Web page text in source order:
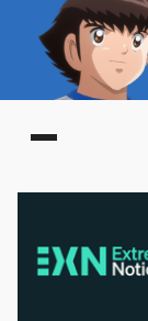
Main